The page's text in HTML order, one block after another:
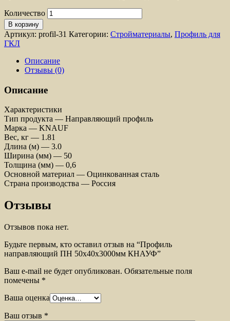
Количество
В корзину
Артикул: profil-31 Категории: Стройматериалы, Профиль для
ГКЛ
Описание
Отзывы (0)
Описание
Характеристики
Тип продукта — Направляющий профиль
Марка — KNAUF
Вес, кг — 1.81
Длина (м) — 3.0
Ширина (мм) — 50
Толщина (мм) — 0,6
Основной материал — Оцинкованная сталь
Страна производства — Россия
Отзывы
Отзывов пока нет.
Будьте первым, кто оставил отзыв на “Профиль
направляющий ПН 50x40x3000мм КНАУФ”
Ваш e-mail не будет опубликован. Обязательные поля
помечены *
Ваша оценка
Ваш отзыв *